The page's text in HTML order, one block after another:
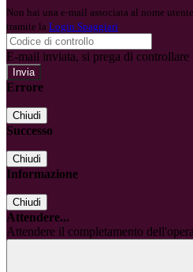
Non hai una e-mail associata al nome
tramite la Login Spaggiari
E-mail inviata, si prega di controllare
Errore
Chiudi
Successo
Chiudi
Informazione
Chiudi
Attendere...
Attendere il completamento